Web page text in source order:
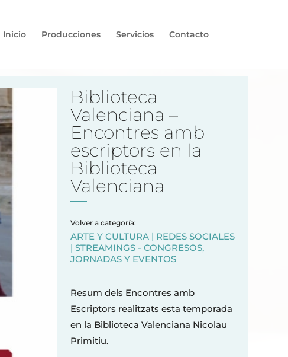
Inicio Producciones Servicios Contacto
Biblioteca
Valenciana –
Encontres amb
escriptors en la
Biblioteca
Valenciana
Volver a categoría:
ARTE Y CULTURA | REDES SOCIALES
|STREAMINGS - CONGRESOS,
JORNADAS Y EVENTOS
Resum dels Encontres amb
Escriptors realitzats esta temporada
en la Biblioteca Valenciana Nicolau
Primitiu.